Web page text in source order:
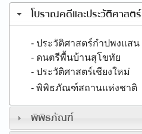
โบราณคดีและประวัติศาสตร์
- ประวัติศาสตร์กำปพงแสน
- ดนตรีพื้นบ้านสุโขทัย
- ประวัติศาสตร์เชียงใหม่
- พิพิธภัณฑ์สถานแห่งชาติ
พิพิธภัณฑ์